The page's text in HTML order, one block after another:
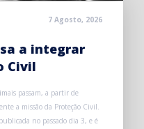
7 Agosto, 2026
a integrar
Civil
passam, a partir de
a missão da Proteção Civil.
no passado dia 3, e é